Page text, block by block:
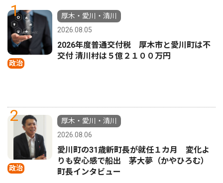
1
政治
厚木・愛川・清川
2026.08.05
2026年度普通交付税 厚木市と愛川町は不
交付 清川村は５億２１００万円
2
政治
厚木・愛川・清川
2026.08.06
愛川町の31歳新町長が就任１カ月 変化よ
りも安心感で船出 茅大夢（かやひろむ）
町長インタビュー